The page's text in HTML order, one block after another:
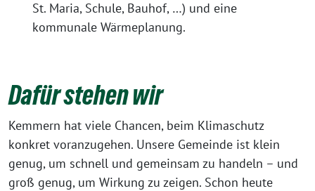
St. Maria, Schule, Bauhof, …) und eine
kommunale Wärmeplanung.
Dafür stehen wir
Kemmern hat viele Chancen, beim Klimaschutz
konkret voranzugehen. Unsere Gemeinde ist klein
genug, um schnell und gemeinsam zu handeln – und
groß genug, um Wirkung zu zeigen. Schon heute